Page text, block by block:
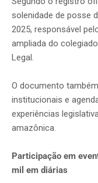
solenidade de posse
2025, responsável
ampliada do
Legal.
O documento
institucionais e
experiências
amazônica.
Participação em
mil em diárias